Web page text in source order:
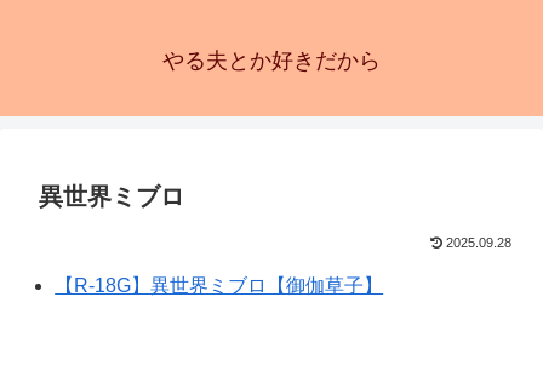
やる夫とか好きだから
異世界ミブロ
2025.09.28
【R-18G】異世界ミブロ【御伽草子】